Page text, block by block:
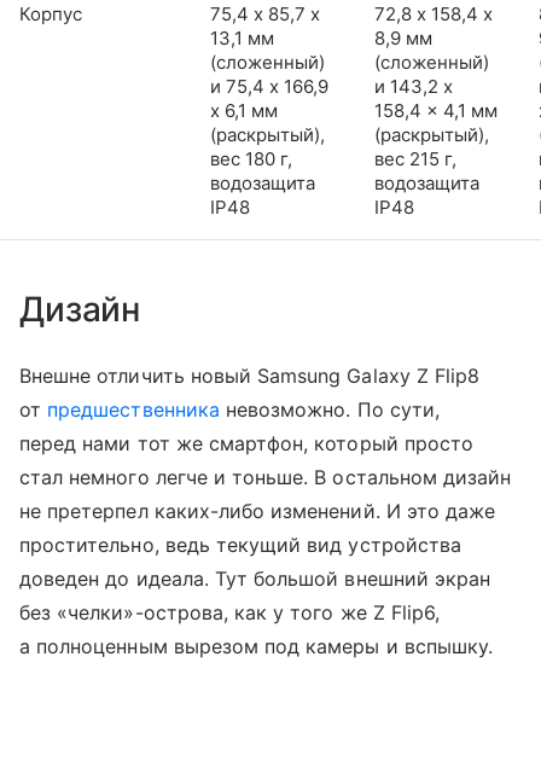
Корпус
75,4 х 85,7 х
13,1 мм
(сложенный)
и 75,4 x 166,9
x 6,1 мм
(раскрытый),
вес 180 г,
водозащита
IP48
72,8 х 158,4 х
8,9 мм
(сложенный)
и 143,2 x
158,4 x 4,1 мм
(раскрытый),
вес 215 г,
водозащита
IP48
Дизайн
Внешне отличить новый Samsung Galaxy Z Flip8
от предшественника невозможно. По сути,
перед нами тот же смартфон, который просто
стал немного легче и тоньше. В остальном дизайн
не претерпел каких-либо изменений. И это даже
простительно, ведь текущий вид устройства
доведен до идеала. Тут большой внешний экран
без «челки»-острова, как у того же Z Flip6,
а полноценным вырезом под камеры и вспышку.